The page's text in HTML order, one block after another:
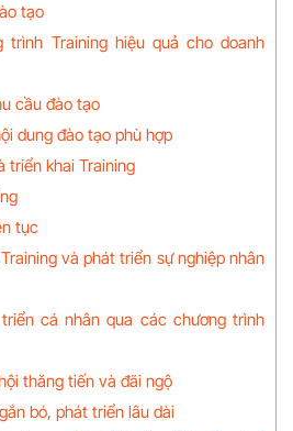
tạo
trình Training hiệu quả cho doanh
cầu đào tạo
dung đào tạo phù hợp
triển khai Training
tục
và phát triển sự nghiệp nhân
cá nhân qua các chương trình
thăng tiến và đãi ngộ
bó, phát triển lâu dài